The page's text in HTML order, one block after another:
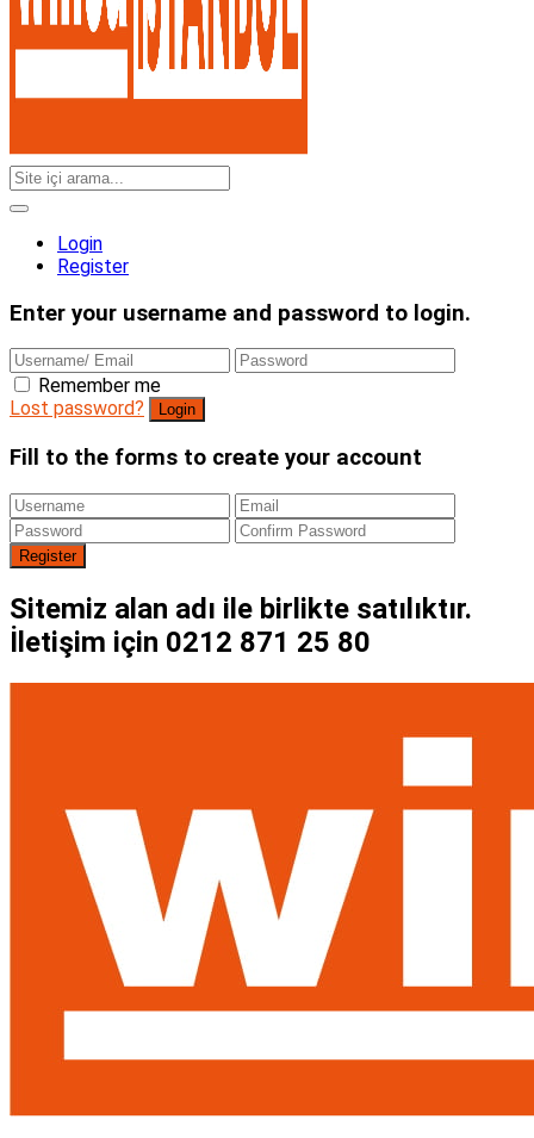
Login
Register
Enter your username and password to login.
Remember me
Lost password?
Fill to the forms to create your account
Sitemiz alan adı ile birlikte satılıktır.
İletişim için 0212 871 25 80